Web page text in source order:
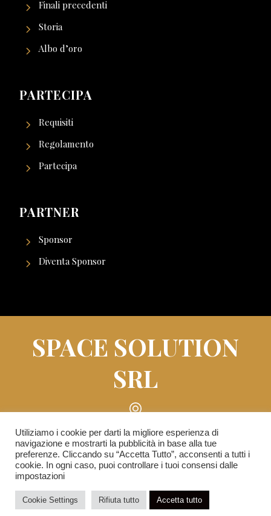
Finali precedenti
Storia
Albo d’oro
PARTECIPA
Requisiti
Regolamento
Partecipa
PARTNER
Sponsor
Diventa Sponsor
Utiliziamo i cookie per darti la migliore esperienza di
navigazione e mostrarti la pubblicità in base alla tue
preferenze. Cliccando su “Accetta Tutto”, acconsenti a tutti i
cookie. In ogni caso, puoi controllare i tuoi consensi dalle
impostazioni
Cookie Settings Rifiuta tutto Accetta tutto
SPACE SOLUTION
SRL
Piazza Roberto Lepetit n° 8/10 - 20121 Milano
(MI)
info@reginettaditalia.it
Privacy Policy-Cookie Policy